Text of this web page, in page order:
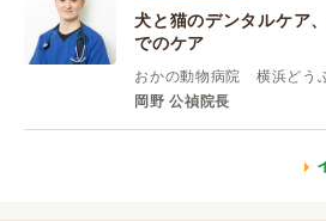
犬と猫のデンタルケア
でのケア
おかの動物病院 横浜どう
岡野 公禎院長